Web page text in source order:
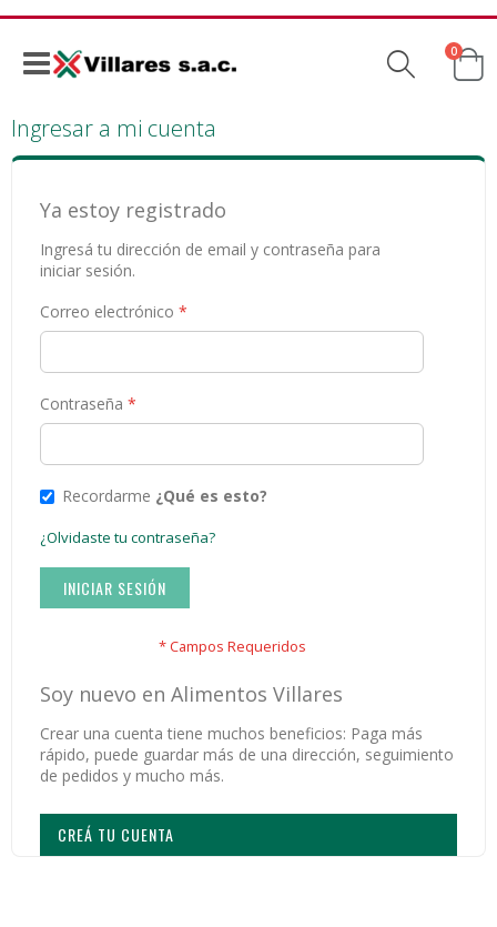
Navegación
0
Ingresar a mi cuenta
Ya estoy registrado
Ingresá tu dirección de email y contraseña para
iniciar sesión.
Correo electrónico
Contraseña
Recordarme ¿Qué es esto?
¿Olvidaste tu contraseña?
INICIAR SESIÓN
Soy nuevo en Alimentos Villares
Crear una cuenta tiene muchos beneficios: Paga más
rápido, puede guardar más de una dirección, seguimiento
de pedidos y mucho más.
CREÁ TU CUENTA